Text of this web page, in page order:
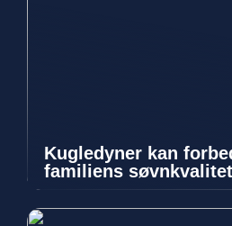
Kugledyner kan
familiens søvnkvalitet